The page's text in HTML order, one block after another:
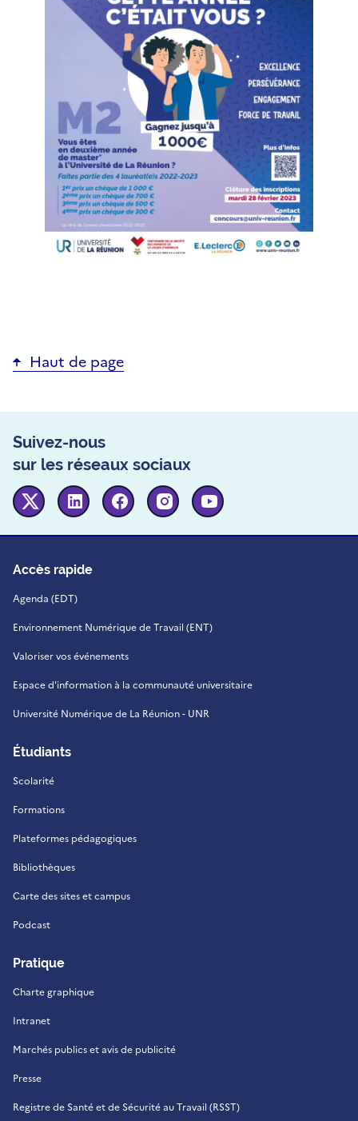
Haut de page
Suivez-nous
sur les réseaux sociaux
Twitter Linkedin FacebookInstagram
Accès rapide
Agenda (EDT)
Environnement Numérique de Travail (ENT)
Valoriser vos événements
Espace d'information à la communauté universitaire
Université Numérique de La Réunion - UNR
Étudiants
Scolarité
Formations
Plateformes pédagogiques
Bibliothèques
Carte des sites et campus
Podcast
Pratique
Charte graphique
Intranet
Marchés publics et avis de publicité
Presse
Registre de Santé et de Sécurité au Travail (RSST)